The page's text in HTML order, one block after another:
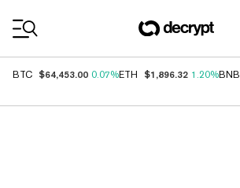
BTC $64,453.00 0.07%ETH $1,896.32 1.20%BNB